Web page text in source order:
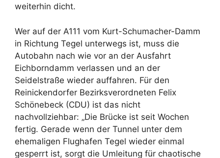
weiterhin dicht.
Wer auf der A111 vom Kurt-Schumacher-Damm
in Richtung Tegel unterwegs ist, muss die
Autobahn nach wie vor an der Ausfahrt
Eichborndamm verlassen und an der
Seidelstraße wieder auffahren. Für den
Reinickendorfer Bezirksverordneten Felix
Schönebeck (CDU) ist das nicht
nachvollziehbar: „Die Brücke ist seit Wochen
fertig. Gerade wenn der Tunnel unter dem
ehemaligen Flughafen Tegel wieder einmal
gesperrt ist, sorgt die Umleitung für chaotische